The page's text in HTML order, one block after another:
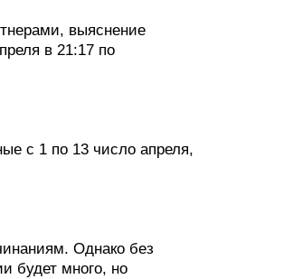
выяснение
в 21:17 по
с 1 по 13 число апреля,
Однако без
будет много, но